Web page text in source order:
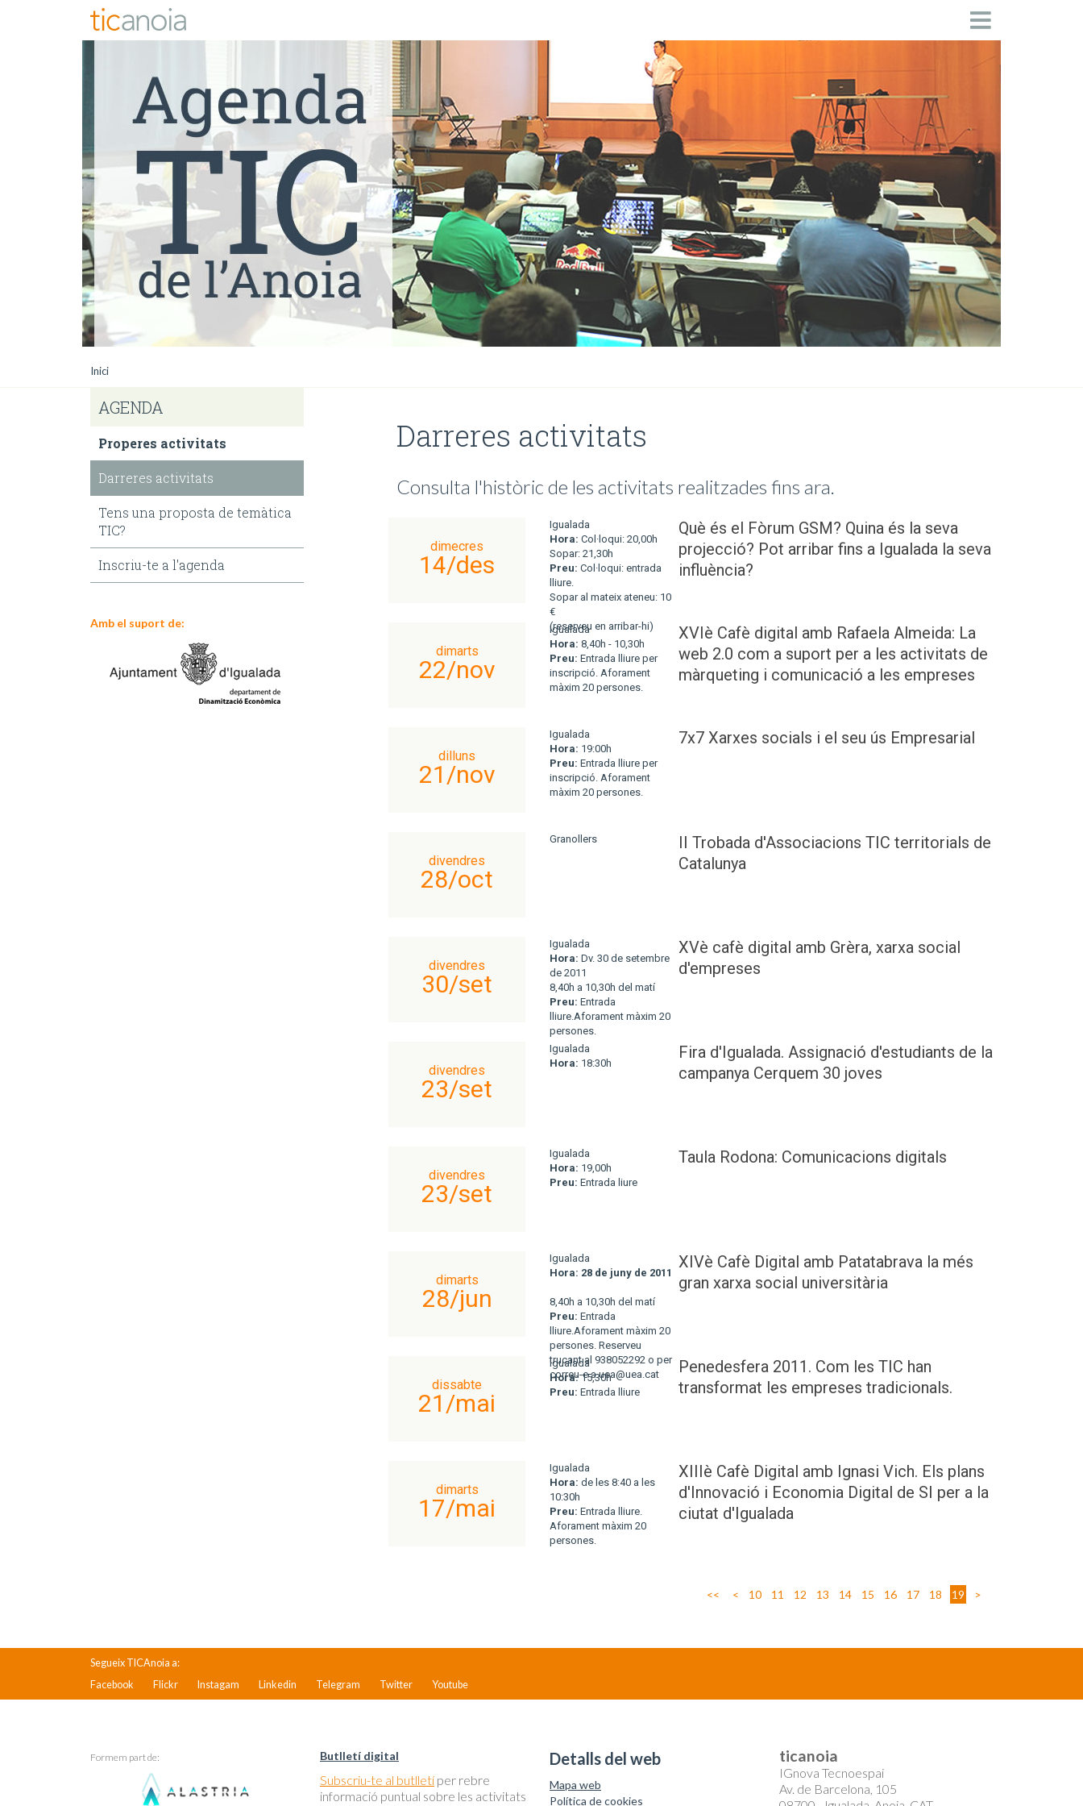
Inici
AGENDA
Properes activitats
Darreres activitats
Tens una proposta de temàtica
TIC?
Inscriu-te a l'agenda
Amb el suport de:
Darreres activitats
Consulta l'històric de les activitats realitzades fins ara.
dimecres
14/des
Igualada
Hora: Col·loqui: 20,00h
Sopar: 21,30h
Preu: Col·loqui: entrada
lliure.
Sopar al mateix ateneu: 10
€
(reserveu en arribar-hi)
Què és el Fòrum GSM? Quina és la seva
projecció? Pot arribar fins a Igualada la seva
influència?
dimarts
22/nov
Igualada
Hora: 8,40h - 10,30h
Preu: Entrada lliure per
inscripció. Aforament
màxim 20 persones.
XVIè Cafè digital amb Rafaela Almeida: La
web 2.0 com a suport per a les activitats de
màrqueting i comunicació a les empreses
dilluns
21/nov
Igualada
Hora: 19:00h
Preu: Entrada lliure per
inscripció. Aforament
màxim 20 persones.
7x7 Xarxes socials i el seu ús Empresarial
divendres
28/oct
Granollers
II Trobada d'Associacions TIC territorials de
Catalunya
divendres
30/set
Igualada
Hora: Dv. 30 de setembre
de 2011
8,40h a 10,30h del matí
Preu: Entrada
lliure.Aforament màxim 20
persones.
XVè cafè digital amb Grèra, xarxa social
d'empreses
divendres
23/set
Igualada
Hora: 18:30h
Fira d'Igualada. Assignació d'estudiants de la
campanya Cerquem 30 joves
divendres
23/set
Igualada
Hora: 19,00h
Preu: Entrada liure
Taula Rodona: Comunicacions digitals
dimarts
28/jun
Igualada
Hora: 28 de juny de 2011
8,40h a 10,30h del matí
Preu: Entrada
lliure.Aforament màxim 20
persones. Reserveu
trucant al 938052292 o per
correu-e a uea@uea.cat
XIVè Cafè Digital amb Patatabrava la més
gran xarxa social universitària
dissabte
21/mai
Igualada
Hora:15,30h
Preu: Entrada lliure
Penedesfera 2011. Com les TIC han
transformat les empreses tradicionals.
dimarts
17/mai
Igualada
Hora: de les 8:40 a les
10:30h
Preu: Entrada lliure.
Aforament màxim 20
persones.
XIIIè Cafè Digital amb Ignasi Vich. Els plans
d'Innovació i Economia Digital de SI per a la
ciutat d'Igualada
<< < 10 11 12 13 14 15 16 17 18 19 >
Segueix TICAnoia a:
Facebook
Flickr Instagam Linkedin Telegram Twitter Youtube
Formem part de: Butlletí digital
Subscriu-te al butlletí per rebre
informació puntual sobre les activitats
Detalls del web
Mapa web
Política de cookies
ticanoia
IGnova Tecnoespai
Av. de Barcelona, 105